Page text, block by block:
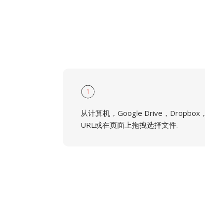
1
从计算机，Google Drive，Dropbox，
URL或在页面上拖拽选择文件.